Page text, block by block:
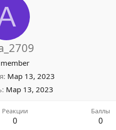
Мар 13, 2023
Мар 13, 2023
Реакции
0
Баллы
0